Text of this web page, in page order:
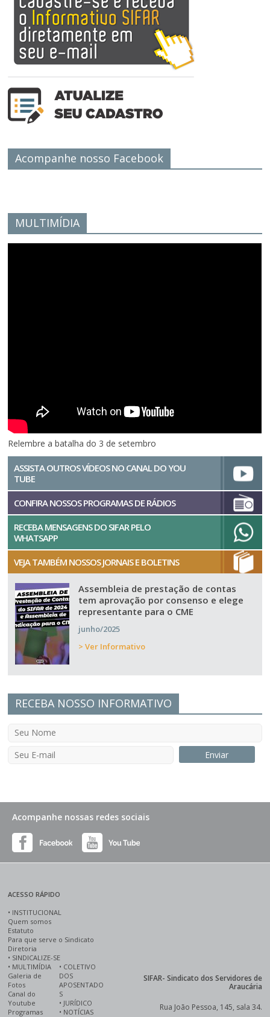
Acompanhe nosso Facebook
MULTIMÍDIA
Relembre a batalha do 3 de setembro
ASSISTA OUTROS VÍDEOS NO CANAL DO YOU
TUBE
CONFIRA NOSSOS PROGRAMAS DE RÁDIOS
RECEBA MENSAGENS DO SIFAR PELO
WHATSAPP
VEJA TAMBÉM NOSSOS JORNAIS E BOLETINS
Assembleia de prestação de contas
tem aprovação por consenso e elege
representante para o CME
junho/2025
> Ver Informativo
RECEBA NOSSO INFORMATIVO
Acompanhe nossas redes sociais
ACESSO RÁPIDO
• INSTITUCIONAL
Quem somos
Estatuto
Para que serve o Sindicato
Diretoria
• SINDICALIZE-SE
• MULTIMÍDIA
Galeria de
Fotos
Canal do
Youtube
Programas
• COLETIVO
DOS
APOSENTADO
S
• JURÍDICO
• NOTÍCIAS
SIFAR- Sindicato dos Servidores de
Araucária
Rua João Pessoa, 145, sala 34.